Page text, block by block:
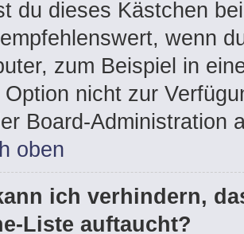
du dieses Kästchen
wenn
zum Beispiel in
Option nicht zur
Board-Administration
oben
ich verhindern,
Liste auftaucht?